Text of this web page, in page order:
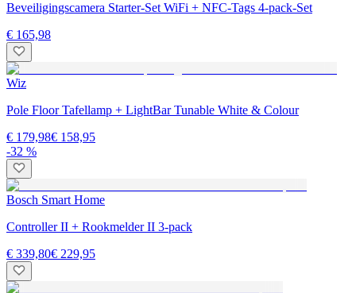
Beveiligingscamera Starter-Set WiFi + NFC-Tags 4-pack-Set
€ 165,98
Wiz
Pole Floor Tafellamp + LightBar Tunable White & Colour
€ 179,98€ 158,95
-32 %
Bosch Smart Home
Controller II + Rookmelder II 3-pack
€ 339,80€ 229,95